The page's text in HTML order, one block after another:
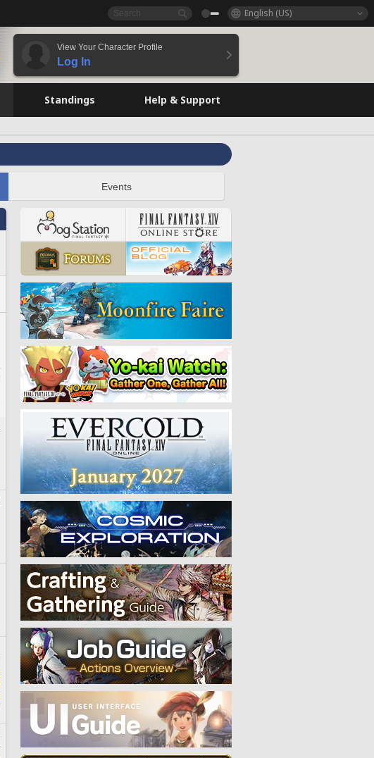
English (US)
View Your Character Profile
Log In
Standings Help & Support
Events